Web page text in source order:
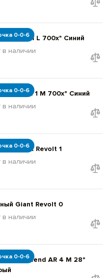
0-0-6
Devote 1 L 700x" Синий
в наличии
0-0-6
Revolt 1 M 700x" Синий
в наличии
0-0-6
Giant Revolt 1
в наличии
Giant Revolt 0
в наличии
0-0-6
Contend AR 4 M 28"